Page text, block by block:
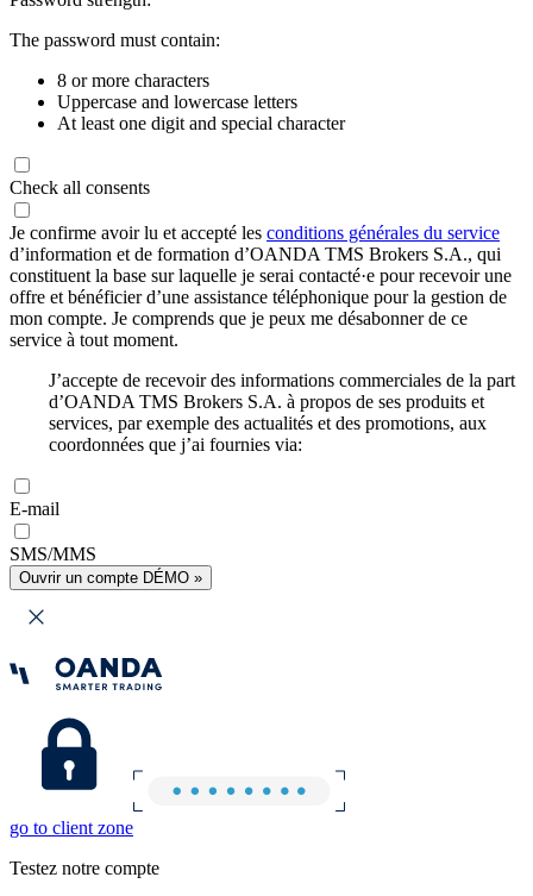
The password must contain:
8 or more characters
Uppercase and lowercase letters
At least one digit and special character
Check all consents
Je confirme avoir lu et accepté les conditions générales du service
d’information et de formation d’OANDA TMS Brokers S.A., qui
constituent la base sur laquelle je serai contacté·e pour recevoir une
offre et bénéficier d’une assistance téléphonique pour la gestion de
mon compte. Je comprends que je peux me désabonner de ce
service à tout moment.
J’accepte de recevoir des informations commerciales de la part
d’OANDA TMS Brokers S.A. à propos de ses produits et
services, par exemple des actualités et des promotions, aux
coordonnées que j’ai fournies via:
E-mail
SMS/MMS
Ouvrir un compte DÉMO »
go to client zone
Testez notre compte